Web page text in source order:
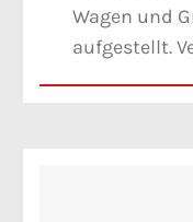
Wagen und
aufgestellt.